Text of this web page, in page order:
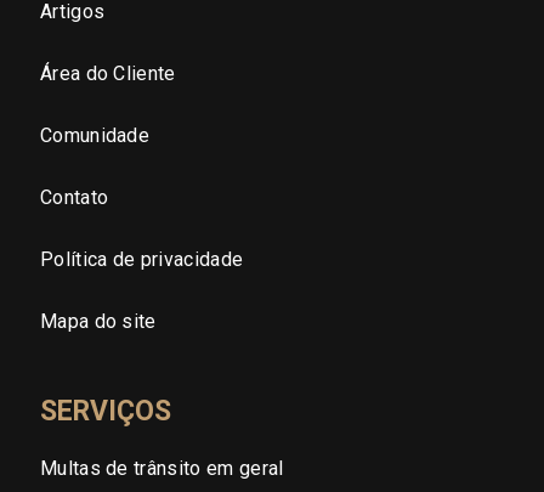
São Paulo - Grande SP
Artigos
Área do Cliente
Comunidade
Contato
Política de privacidade
Mapa do site
SERVIÇOS
Multas de trânsito em geral